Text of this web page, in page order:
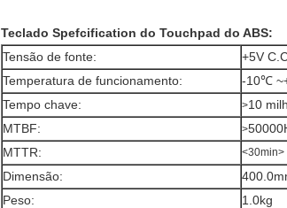
Teclado Spefcification do Touchpad do ABS:
Tensão de fonte:
Temperatura de funcionamento:
-10℃
Tempo chave:
>10
MTBF:
>
MTTR:
<30min>
Dimensão:
Peso:
1.0kg